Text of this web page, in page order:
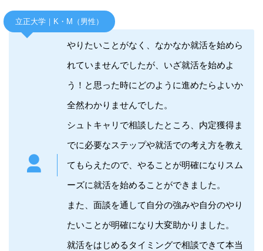
立正大学｜K・M（男性）
やりたいことがなく、なかなか就活を始めら
れていませんでしたが、いざ就活を始めよ
う！と思った時にどのように進めたらよいか
全然わかりませんでした。
シュトキャリで相談したところ、内定獲得ま
でに必要なステップや就活での考え方を教え
てもらえたので、やることが明確になりスム
ーズに就活を始めることができました。
また、面談を通して自分の強みや自分のやり
たいことが明確になり大変助かりました。
就活をはじめるタイミングで相談できて本当